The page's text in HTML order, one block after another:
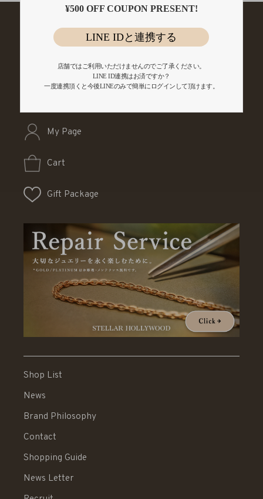
My Page
Cart
Gift Package
Shop List
News
Brand Philosophy
Contact
Shopping Guide
News Letter
¥500 OFF COUPON PRESENT!
LINE IDと連携する
店舗ではご利用いただけませんのでご了承ください。
LINE ID連携はお済ですか？
一度連携頂くと今後LINEのみで簡単にログインして頂けます。